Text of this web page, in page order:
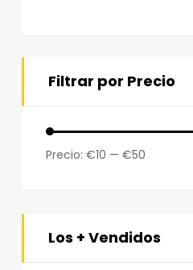
Filtrar por Precio
Precio: €10 — €50
Los + Vendidos